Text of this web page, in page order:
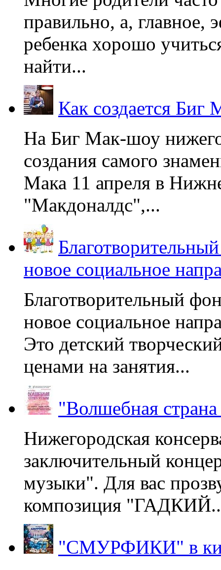
правильно, а, главное,
ребенка хорошо
найти...
Как создается Биг
На Биг Мак-шоу
создания самого
Мака 11 апреля в
"Макдоналдс",...
новое социальное
Благотворительный
новое социальное
Это детский
ценами на занятия...
"Волшебная
Нижегородская
заключительный
музыки". Для вас
композиция
"СМУРФИКИ" в